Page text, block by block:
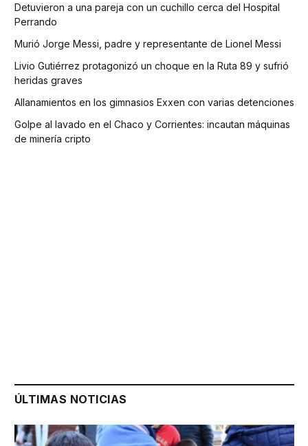
Detuvieron a una pareja con un cuchillo cerca del Hospital
Perrando
Murió Jorge Messi, padre y representante de Lionel Messi
Livio Gutiérrez protagonizó un choque en la Ruta 89 y sufrió
heridas graves
Allanamientos en los gimnasios Exxen con varias detenciones
Golpe al lavado en el Chaco y Corrientes: incautan máquinas
de minería cripto
ÚLTIMAS NOTICIAS